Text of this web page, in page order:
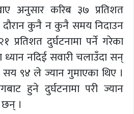
अनुसार करिब ३७ प्रतिशत
दौरान कुनै न कुनै समय निदाउन
दुर्घटनामा पर्ने गरेका
नदिई सवारी चलाउँदा सन्
९४ ले ज्यान गुमाएका थिए ।
हुने दुर्घटनामा परी ज्यान
।